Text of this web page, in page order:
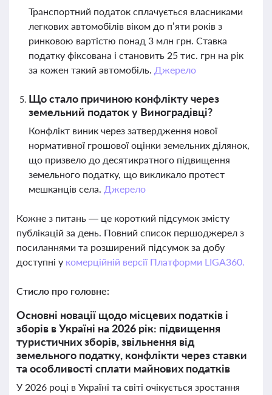
Транспортний податок сплачується власниками
легкових автомобілів віком до п’яти років з
ринковою вартістю понад 3 млн грн. Ставка
податку фіксована і становить 25 тис. грн на рік
за кожен такий автомобіль. Джерело
Що стало причиною конфлікту через
земельний податок у Виноградівці?
Конфлікт виник через затвердження нової
нормативної грошової оцінки земельних ділянок,
що призвело до десятикратного підвищення
земельного податку, що викликало протест
мешканців села. Джерело
Кожне з питань — це короткий підсумок змісту
публікацій за день. Повний список першоджерел з
посиланнями та розширений підсумок за добу
доступні у комерційній версії Платформи LIGA360.
Стисло про головне:
Основні новації щодо місцевих податків і
зборів в Україні на 2026 рік: підвищення
туристичних зборів, звільнення від
земельного податку, конфлікти через ставки
та особливості сплати майнових податків
У 2026 році в Україні та світі очікується зростання